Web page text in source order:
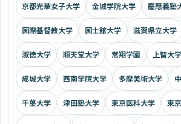
京都光華女子大学 金城学院大学 慶應義塾
国際基督教大学 国士舘大学 滋賀県立大学
淑徳大学 順天堂大学 常翔学園 上智大学
成城大学 西南学院大学 多摩美術大学
千葉大学 津田塾大学 東京医科大学 東